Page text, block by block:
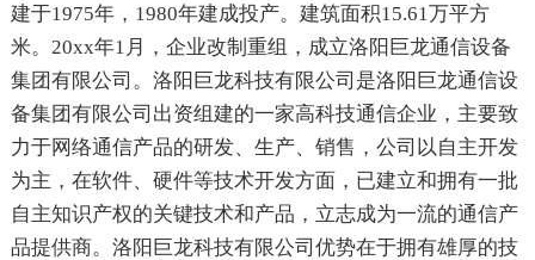
建于1975年，1980年建成投产。建筑面积15.61万平方
米。20xx年1月，企业改制重组，成立洛阳巨龙通信设备
集团有限公司。洛阳巨龙科技有限公司是洛阳巨龙通信设
备集团有限公司出资组建的一家高科技通信企业，主要致
力于网络通信产品的研发、生产、销售，公司以自主开发
为主，在软件、硬件等技术开发方面，已建立和拥有一批
自主知识产权的关键技术和产品，立志成为一流的通信产
品提供商。洛阳巨龙科技有限公司优势在于拥有雄厚的技